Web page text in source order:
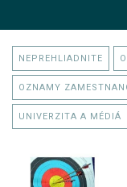
NEPREHLIADNITE
OZNAMY
UNIVERZITA A MÉDIÁ